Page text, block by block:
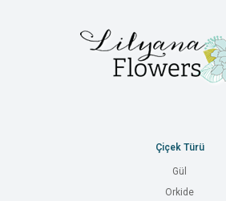
Çiçek Türü
Gül
Orkide